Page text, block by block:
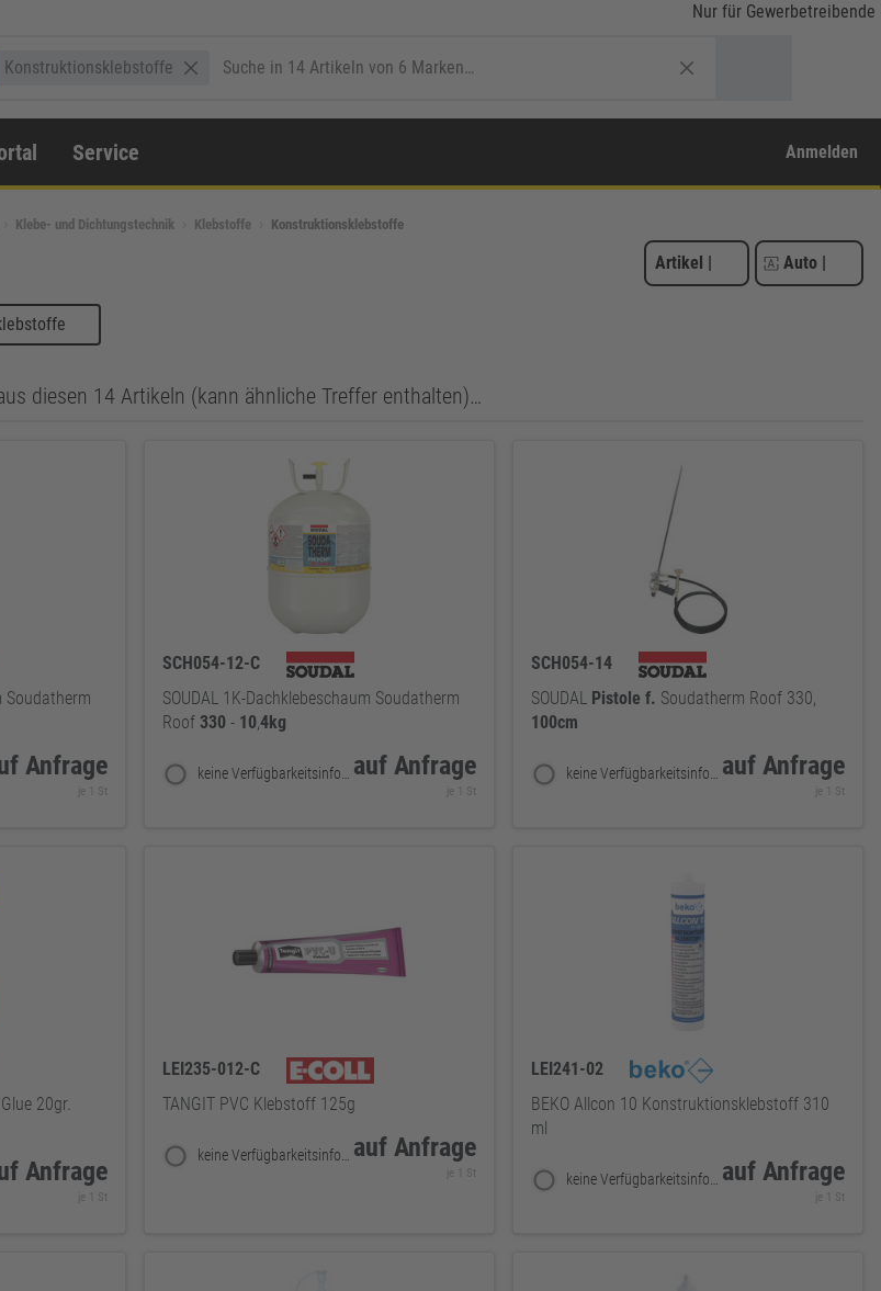
Nur für Gewerbetreibende
Konstruktionsklebstoffe
Service Anmelden
Klebe- und Dichtungstechnik Klebstoffe Konstruktionsklebstoffe
Artikel | Auto |
diesen 14 Artikeln (kann ähnliche Treffer enthalten)…
Soudatherm
Anfrage
je 1 St
SCH054-12-C
SOUDAL 1K-Dachklebeschaum Soudatherm
Roof 330 - 10,4kg
keine Verfügbarkeitsinformationen auf Anfrage
je 1 St
SCH054-14
SOUDAL Pistole f. Soudatherm Roof 330,
100cm
keine Verfügbarkeitsinformationen auf Anfrage
je 1 St
20gr.
Anfrage
je 1 St
LEI235-012-C
TANGIT PVC Klebstoff 125g
keine Verfügbarkeitsinformationen auf Anfrage
je 1 St
LEI241-02
BEKO Allcon 10 Konstruktionsklebstoff 310
ml
keine Verfügbarkeitsinformationen auf Anfrage
je 1 St